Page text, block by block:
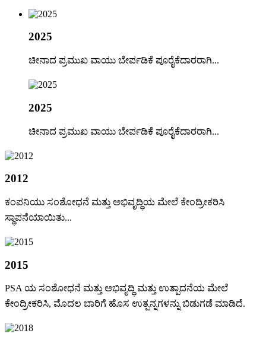
2025
ಚೀನಾದ ಪ್ರಮುಖ ವಾಯು ಬೇರ್ಪಡಿಕೆ ಪೂರೈಕೆದಾರರಾಗಿ...
2025
ಚೀನಾದ ಪ್ರಮುಖ ವಾಯು ಬೇರ್ಪಡಿಕೆ ಪೂರೈಕೆದಾರರಾಗಿ...
2012
ಕಂಪನಿಯು ಸಂಶೋಧನೆ ಮತ್ತು ಅಭಿವೃದ್ಧಿಯ ಮೇಲೆ ಕೇಂದ್ರೀಕರಿಸಿ
ಸ್ಥಾಪನೆಯಾಯಿತು...
2015
PSA ಯ ಸಂಶೋಧನೆ ಮತ್ತು ಅಭಿವೃದ್ಧಿ ಮತ್ತು ಉತ್ಪಾದನೆಯ ಮೇಲೆ
ಕೇಂದ್ರೀಕರಿಸಿ, ಮೊದಲ ಬಾರಿಗೆ ಹೊಸ ಉತ್ಪನ್ನಗಳನ್ನು ಬಿಡುಗಡೆ ಮಾಡಿದೆ.